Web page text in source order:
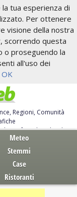
tua esperienza di
Per ottenere
visione della nostra
scorrendo questa
o proseguendo la
all'uso dei
OK
Regioni, Comunità
leggi, free download
Meteo
Stemmi
Case
Ristoranti